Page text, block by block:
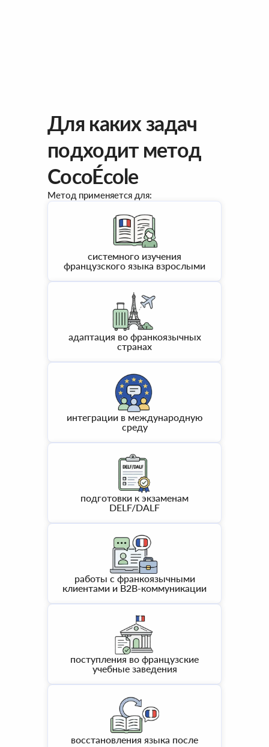
Для каких задач
подходит метод
CocoÉcole
Метод применяется для:
системного изучения
французского языка взрослыми
адаптация во франкоязычных
странах
интеграции в международную
среду
подготовки к экзаменам
DELF/DALF
работы с франкоязычными
клиентами и B2B-коммуникации
поступления во французские
учебные заведения
восстановления языка после